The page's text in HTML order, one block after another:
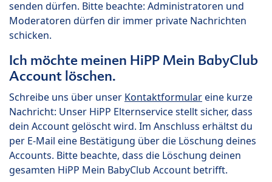
senden dürfen. Bitte beachte: Administratoren und
Moderatoren dürfen dir immer private Nachrichten
schicken.
Ich möchte meinen HiPP Mein BabyClub
Account löschen.
Schreibe uns über unser Kontaktformulareine kurze
Nachricht: Unser HiPP Elternservice stellt sicher, dass
dein Account gelöscht wird. Im Anschluss erhältst du
per E-Mail eine Bestätigung über die Löschung deines
Accounts. Bitte beachte, dass die Löschung deinen
gesamten HiPP Mein BabyClub Account betrifft.